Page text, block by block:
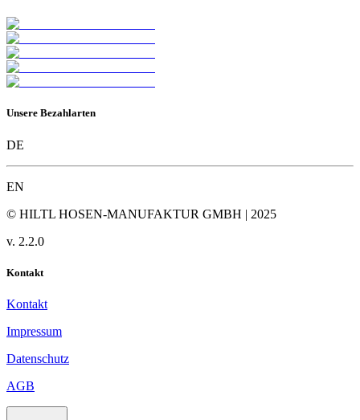
Unsere Bezahlarten
DE
EN
© HILTL HOSEN-MANUFAKTUR GMBH | 2025
v. 2.2.0
Kontakt
Kontakt
Impressum
Datenschutz
AGB